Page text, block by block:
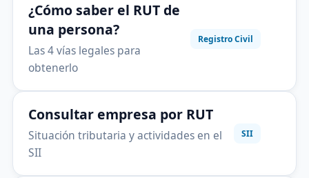
¿Cómo saber el RUT de
una persona?
Las 4 vías legales para
obtenerlo
Registro Civil
Consultar empresa por RUT
Situación tributaria y actividades en el
SII
SII